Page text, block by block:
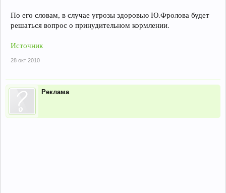
По его словам, в случае угрозы здоровью Ю.Фролова будет
решаться вопрос о принудительном кормлении.
Источник
28 окт 2010
Реклама